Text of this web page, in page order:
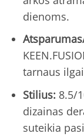
dienoms.
tarnaus
Stilius: 8.5/
dizainas
suteikia